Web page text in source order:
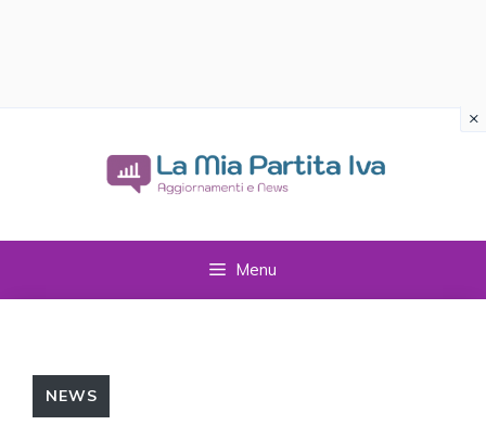
Menu
NEWS
×